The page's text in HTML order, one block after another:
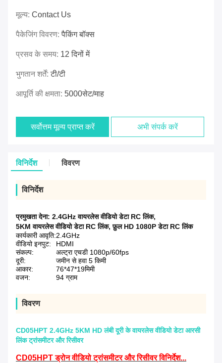
मूल्य: Contact Us
पैकेजिंग विवरण:पैकिंग बॉक्स
प्रसव के समय: 12 दिनों में
भुगतान शर्तें:टी/टी
आपूर्ति की क्षमता: 5000सेट/माह
सर्वोत्तम मूल्य प्राप्त करें अभी संपर्क करें
विनिर्देश विवरण
विनिर्देश
प्रमुखता देना: 2.4GHz वायरलेस वीडियो डेटा RC लिंक,
5KM वायरलेस वीडियो डेटा RC लिंक,फ़ुल HD 1080P डेटा RC लिंक
कार्यकारी आवृति:2.4GHz
वीडियो इनपुट:
HDMI
संकल्प:
अल्ट्रा एचडी 1080p/60fps
दूरी:
जमीन से हवा 5 किमी
आकार:
76*47*19मिमी
वजन:
94 ग्राम
विवरण
CD05HPT 2.4GHz 5KM HD लंबी दूरी के वायरलेस वीडियो डेटा आरसी
लिंक ट्रांसमीटर और रिसीवर
CD05HPT ड्रोन वीडियो ट्रांसमीटर और रिसीवर विनिर्देश...